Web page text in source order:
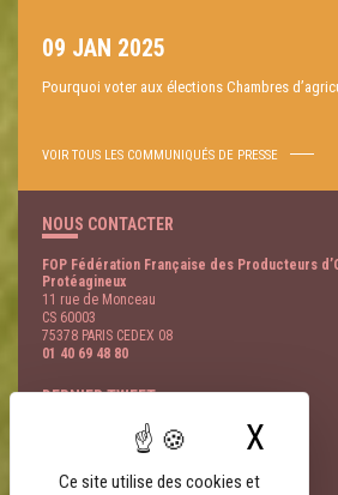
Ce site utilise des cookies et
X
09 JAN 2025
Pourquoi voter aux élections Chambres
VOIR TOUS LES COMMUNIQUÉS DE PRESSE
NOUS CONTACTER
FOP Fédération Française des Producteurs
Protéagineux
11 rue de Monceau
CS 60003
75378 PARIS CEDEX 08
01 40 69 48 80
DERNIER TWEET
LIENS PARTENAIRES